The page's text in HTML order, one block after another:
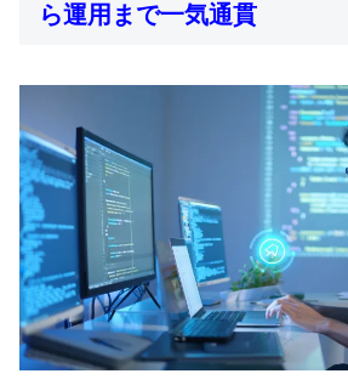
ら運用まで一気通貫